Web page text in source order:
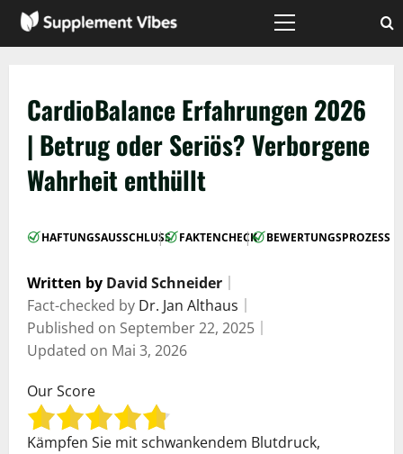
Zum
Inhalt
Hauptmenü
CardioBalance Erfahrungen 2026
| Betrug oder Seriös? Verborgene
Wahrheit enthüllt
HAFTUNGSAUSSCHLUSS
| FAKTENCHECK
| BEWERTUNGSPROZESS
Written by David Schneider
Fact-checked by Dr. Jan Althaus
Published on September 22, 2025
Updated on Mai 3, 2026
Our Score
Kämpfen Sie mit schwankendem Blutdruck,